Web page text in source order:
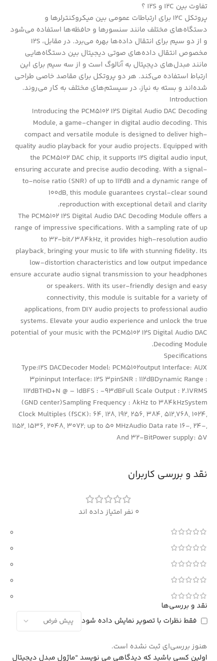
تفاوت بین I2C و I2S ؟
پروتکل I2C برای ارتباطات عمومی بین میکروکنترلرها و
دستگاه‌های مختلف مانند سنسورها و حافظه‌ها استفاده می‌شود
و از دو سیم برای انتقال داده‌ها بهره می‌برد. در مقابل، I2S
مخصوص انتقال داده‌های صوتی دیجیتال بین دستگاه‌هایی
مانند مبدل‌های دیجیتال به آنالوگ است و از سه سیم برای این
ارتباط استفاده می‌کند. هر دو پروتکل برای مقاصد خاصی طراحی
شده‌اند و بسته به نیاز، در سیستم‌های مختلف به کار می‌روند.
Introduction
Introducing the PCM5102 I2S Digital Audio DAC Decoding
Module, a game-changer in digital audio decoding. This
compact and versatile module is designed to deliver high-
quality audio playback for your audio projects. Equipped with
the PCM5102 DAC chip, it supports I2S digital audio input,
ensuring accurate and precise audio decoding. With a signal-
to-noise ratio (SNR) of up to 112dB and a dynamic range of
100dB, this module guarantees crystal-clear sound
reproduction with exceptional detail and clarity.
The PCM5102 I2S Digital Audio DAC Decoding Module offers a
range of impressive specifications. With a sampling rate of up
to 32-bit/384kHz, it provides high-resolution audio
playback, bringing your music to life with stunning fidelity. Its
low-distortion characteristics and low output impedance
ensure accurate audio signal transmission to your headphones
or speakers. With its user-friendly design and easy
connectivity, this module is suitable for a variety of
applications, from DIY audio projects to professional audio
systems. Elevate your audio experience and unlock the true
potential of your music with the PCM5102 I2S Digital Audio DAC
Decoding Module.
Specifications
Type:I2S DACDecoder Model: PCM5102output Interface: AUX
3pininput Interface: I2S 3pinSNR : 112dBDynamic Range :
112dBTHD+N @ – 1dBFS : -93dBFull Scale Output : 2.1VRMS
(GND center)Sampling Frequency : 8kHz to 384kHzSystem
Clock Multiples (fSCK): 64, 128, 192, 256, 384, 512,768, 1024,
1152, 1536, 2048, 3072; up to 50 MHzAudio Data rate 16-, 24-,
And 32-BitPower supply: 5V
نقد و بررسی کاربران
0 نفر امتیاز داده اند
0
0
0
0
0
نقد و بررسی‌ها
فقط نظرات با تصویر نمایش داده شود
هنوز بررسی‌ای ثبت نشده است.
اولین کسی باشید که دیدگاهی می نویسد “ماژول مبدل دیجیتال